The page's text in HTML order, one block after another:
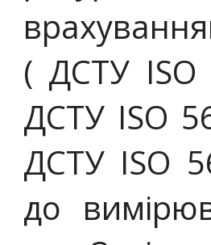
( ДСТУ ISO
ДСТУ ISO
ДСТУ ISO
до